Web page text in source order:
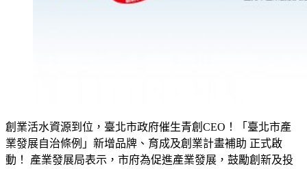
創業活水資源到位，臺北市政府催生青創CEO！「臺北市產
業發展自治條例」新增品牌、育成及創業計畫補助 正式啟
動！ 產業發展局表示，市府為促進產業發展，鼓勵創新及投